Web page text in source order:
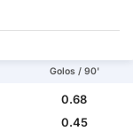
Golos / 90'
0.68
0.45